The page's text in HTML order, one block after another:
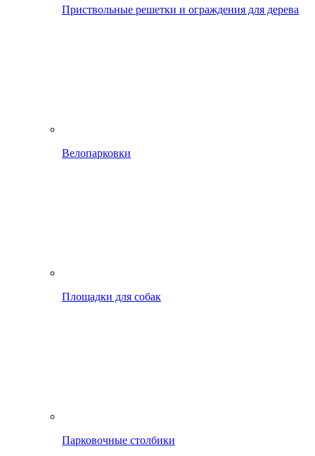
Приствольные решетки и ограждения для дерева
Велопарковки
Площадки для собак
Парковочные столбики